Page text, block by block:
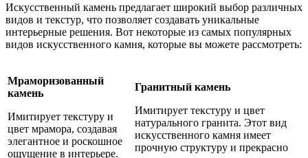
Искусственный камень предлагает широкий выбор различных
видов и текстур, что позволяет создавать уникальные
интерьерные решения. Вот некоторые из самых популярных
видов искусственного камня, которые вы можете рассмотреть:
Мраморизованный
камень
Имитирует текстуру и
цвет мрамора, создавая
элегантное и роскошное
ощущение в интерьере.
Гранитный камень
Имитирует текстуру и цвет
натурального гранита. Этот вид
искусственного камня имеет
прочную структуру и прекрасно